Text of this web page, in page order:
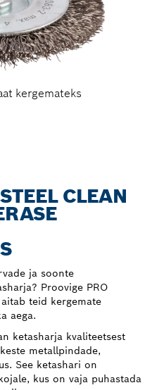
kergemateks
CLEAN
ja soonte
Proovige PRO
teid kergemate
aega.
ketasharja kvaliteetsest
metallpindade,
See ketashari on
kus on vaja puhastada